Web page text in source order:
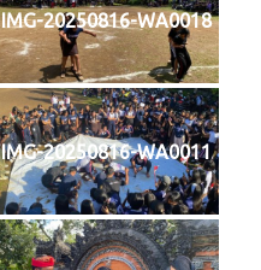
IMG-20250816-WA0018
IMG-20250816-WA0011